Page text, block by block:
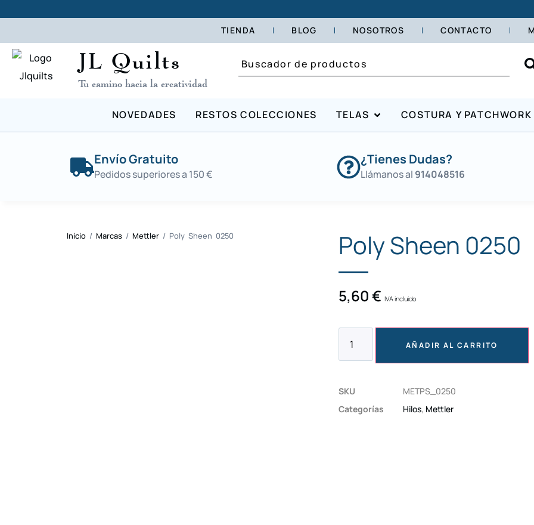
TIENDA BLOG NOSOTROS CONTACTO
JL Quilts
Tu camino hacia la creatividad
NOVEDADES RESTOS COLECCIONES TELAS COSTURA Y PATCHWORK
Envío Gratuito
Pedidos superiores a 150 €
¿Tienes Dudas?
Llámanos al 914048516
Inicio / Marcas / Mettler / Poly Sheen 0250 Poly Sheen 0250
5,60€ IVA incluido
AÑADIR AL CARRITO
SKU
METPS_0250
Categorías
Hilos, Mettler